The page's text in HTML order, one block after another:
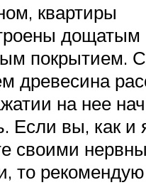
квартиры
дощатым
покрытием.
древесина
на нее
Если вы, как и
своими
то